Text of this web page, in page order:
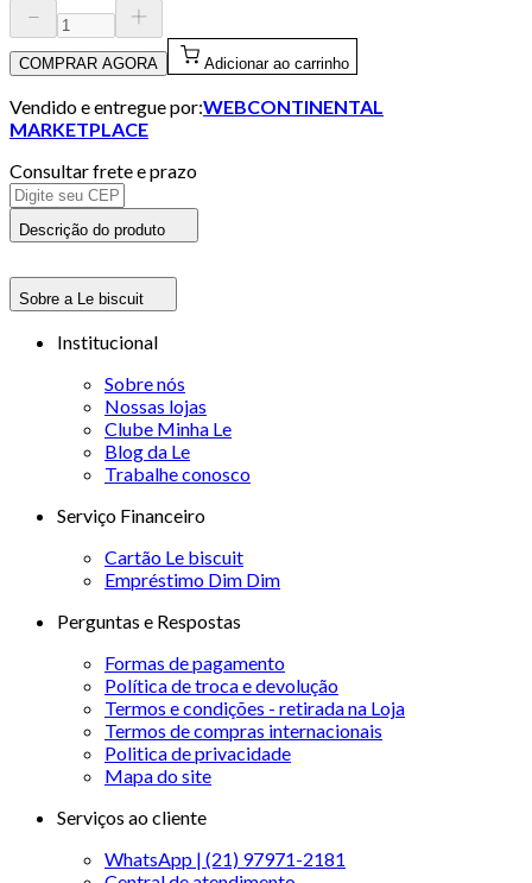
COMPRAR AGORA Adicionar ao carrinho
Vendido e entregue por:WEBCONTINENTAL
MARKETPLACE
Consultar frete e prazo
Descrição do produto
Sobre a Le biscuit
Institucional
Sobre nós
Nossas lojas
Clube Minha Le
Blog da Le
Trabalhe conosco
Serviço Financeiro
Cartão Le biscuit
Empréstimo Dim Dim
Perguntas e Respostas
Formas de pagamento
Política de troca e devolução
Termos e condições - retirada na Loja
Termos de compras internacionais
Politica de privacidade
Mapa do site
Serviços ao cliente
WhatsApp | (21) 97971-2181